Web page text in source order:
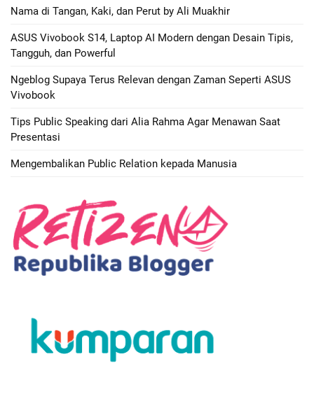
Nama di Tangan, Kaki, dan Perut by Ali Muakhir
ASUS Vivobook S14, Laptop AI Modern dengan Desain Tipis,
Tangguh, dan Powerful
Ngeblog Supaya Terus Relevan dengan Zaman Seperti ASUS
Vivobook
Tips Public Speaking dari Alia Rahma Agar Menawan Saat
Presentasi
Mengembalikan Public Relation kepada Manusia